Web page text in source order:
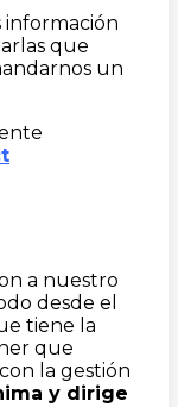
información
que
un
a nuestro
desde el
tiene la
que
la gestión
y dirige